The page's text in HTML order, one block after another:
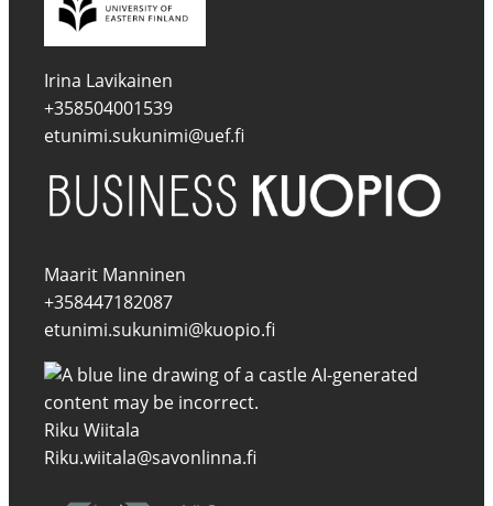
Irina Lavikainen
+358504001539
etunimi.sukunimi@uef.fi
Maarit Manninen
+358447182087
etunimi.sukunimi@kuopio.fi
Riku Wiitala
Riku.wiitala@savonlinna.fi